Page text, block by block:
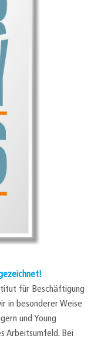
für Beschäftigung
in besonderer Weise
und Young
Arbeitsumfeld. Bei